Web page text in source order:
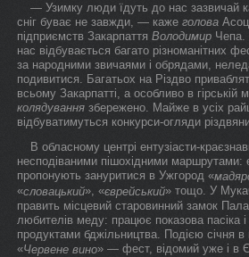
— Узимку люди їдуть до нас зазвичай
сніг буває не завжди, — каже голова
підприємств Закарпаття Володимир
нас відбувається багато різноманітних
за народними звичаями і обрядами,
подивитися. Багатьох на Різдво
всьому Закарпатті, а особливо в гірській
колядування збережено. Майже в усіх
відбуватимуться конкурси-огляди
В обласному центрі ентузіасти-
несподіваними пішохідними маршрутами:
пропонують зануритися в Ужгород «
«словацький», «єврейський» тощо. У
править місцевий старовинний замок
любителів меду: працює показова пасіка і
продуктами бджільництва. Подією січня в
«Червене вино» — фест, відомий уже і в